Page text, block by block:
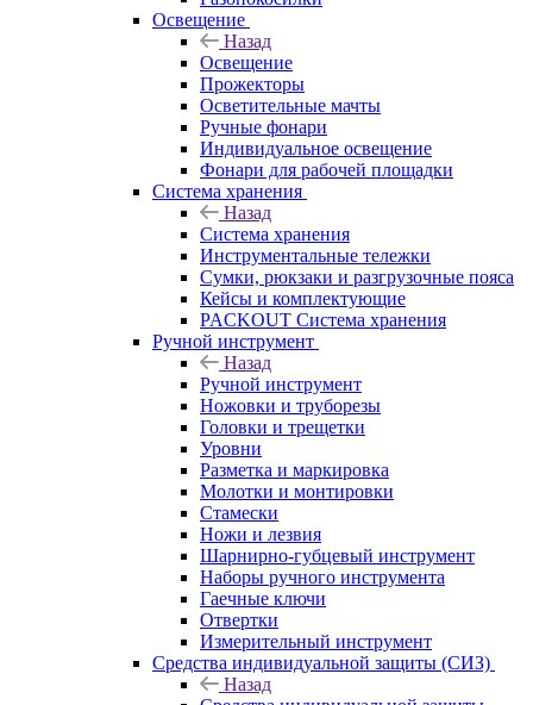
Освещение
Назад
Освещение
Прожекторы
Осветительные мачты
Ручные фонари
Индивидуальное освещение
Фонари для рабочей площадки
Система хранения
Назад
Система хранения
Инструментальные тележки
Сумки, рюкзаки и разгрузочные пояса
Кейсы и комплектующие
PACKOUT Система хранения
Ручной инструмент
Назад
Ручной инструмент
Ножовки и труборезы
Головки и трещетки
Уровни
Разметка и маркировка
Молотки и монтировки
Стамески
Ножи и лезвия
Шарнирно-губцевый инструмент
Наборы ручного инструмента
Гаечные ключи
Отвертки
Измерительный инструмент
Средства индивидуальной защиты (СИЗ)
Назад